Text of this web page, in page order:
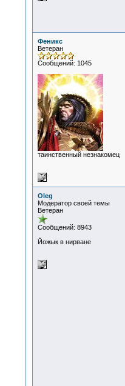
Феникс
Ветеран
Сообщений: 1045
таинственный незнакомец
Oleg
Модератор своей темы
Ветеран
Сообщений: 8943
Йожык в нирване